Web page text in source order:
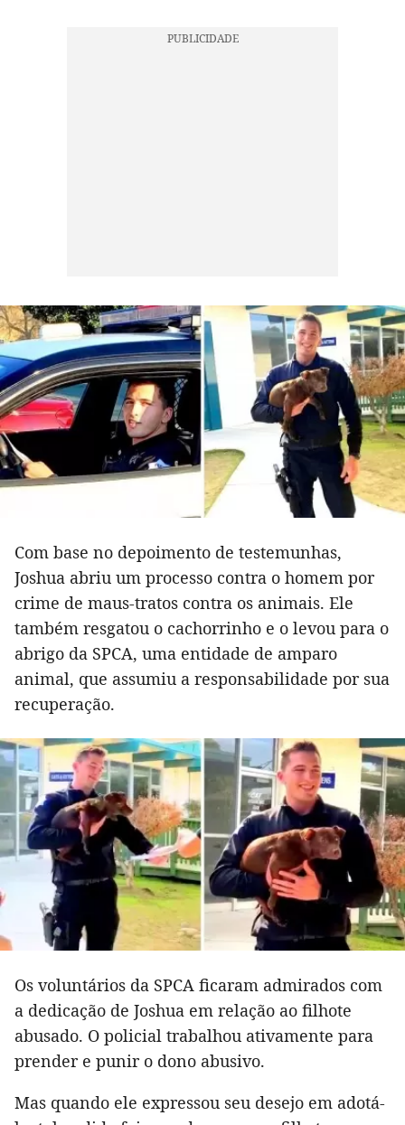
Com base no depoimento de testemunhas,
Joshua abriu um processo contra o homem por
crime de maus-tratos contra os animais. Ele
também resgatou o cachorrinho e o levou para o
abrigo da SPCA, uma entidade de amparo
animal, que assumiu a responsabilidade por sua
recuperação.
Os voluntários da SPCA ficaram admirados com
a dedicação de Joshua em relação ao filhote
abusado. O policial trabalhou ativamente para
prender e punir o dono abusivo.
Mas quando ele expressou seu desejo em adotá-